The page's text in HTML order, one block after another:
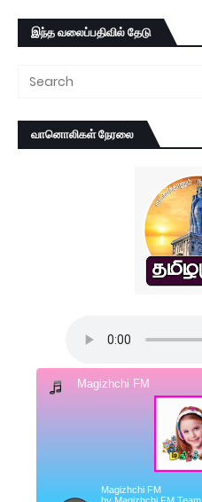
இந்த வலைப்பதிவில் தேடு
வானொலிகள் நேரலை